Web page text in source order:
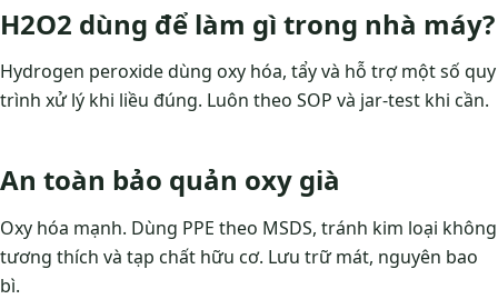
H2O2 dùng để làm gì trong nhà máy?
Hydrogen peroxide dùng oxy hóa, tẩy và hỗ trợ một số quy
trình xử lý khi liều đúng. Luôn theo SOP và jar-test khi cần.
An toàn bảo quản oxy già
Oxy hóa mạnh. Dùng PPE theo MSDS, tránh kim loại không
tương thích và tạp chất hữu cơ. Lưu trữ mát, nguyên bao
bì.